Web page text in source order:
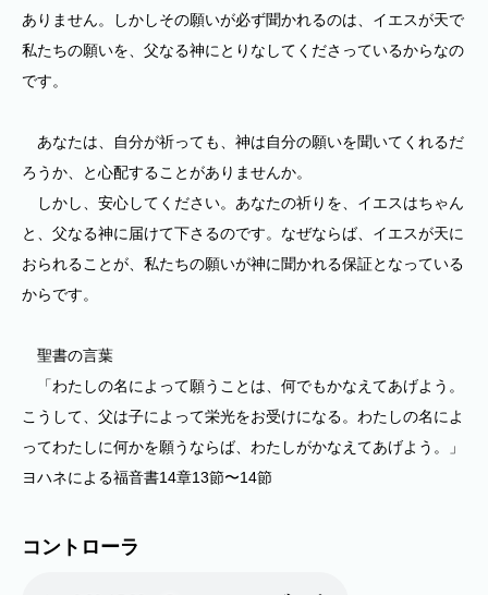
ありません。しかしその願いが必ず聞かれるのは、イエスが天で
私たちの願いを、父なる神にとりなしてくださっているからなの
です。
あなたは、自分が祈っても、神は自分の願いを聞いてくれるだ
ろうか、と心配することがありませんか。
しかし、安心してください。あなたの祈りを、イエスはちゃん
と、父なる神に届けて下さるのです。なぜならば、イエスが天に
おられることが、私たちの願いが神に聞かれる保証となっている
からです。
聖書の言葉
「わたしの名によって願うことは、何でもかなえてあげよう。
こうして、父は子によって栄光をお受けになる。わたしの名によ
ってわたしに何かを願うならば、わたしがかなえてあげよう。」
ヨハネによる福音書14章13節〜14節
コントローラ